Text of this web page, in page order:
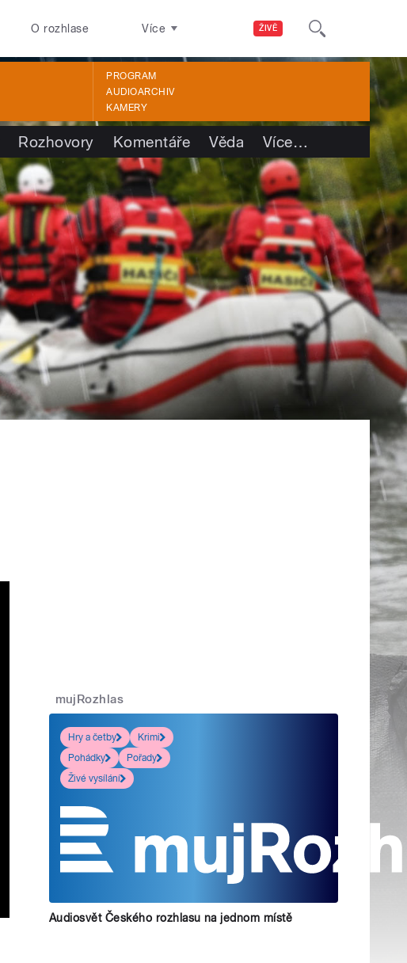
ŽIVĚ
O rozhlase Více
PROGRAM
AUDIOARCHIV
KAMERY
Rozhovory Komentáře Věda Více…
mujRozhlas
Hry a četby
Krimi
Pohádky
Pořady
Živé vysílání
Audiosvět Českého rozhlasu na jednom místě